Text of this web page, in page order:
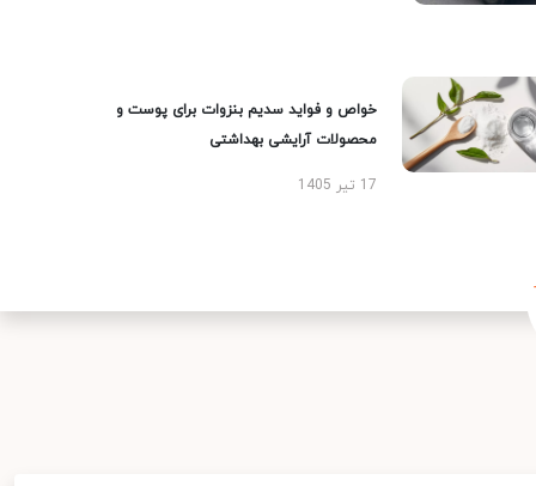
خواص و فواید سدیم بنزوات برای پوست و
محصولات آرایشی بهداشتی
17 تیر 1405